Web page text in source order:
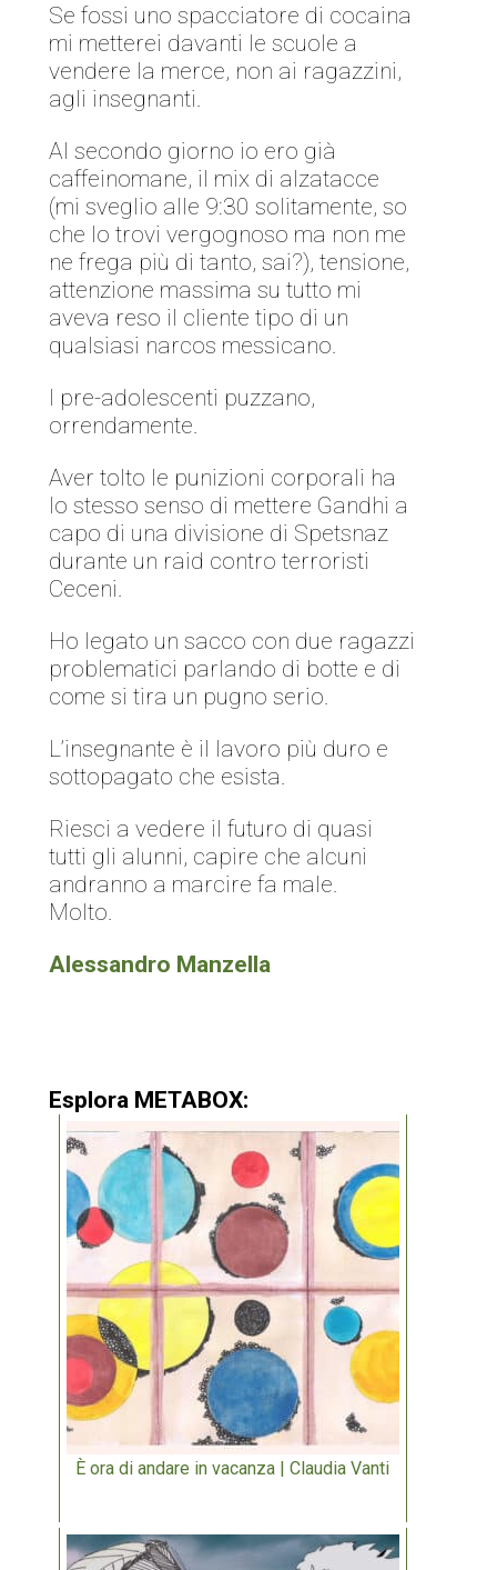
Se fossi uno spacciatore di cocaina
mi metterei davanti le scuole a
vendere la merce, non ai ragazzini,
agli insegnanti.
Al secondo giorno io ero già
caffeinomane, il mix di alzatacce
(mi sveglio alle 9:30 solitamente, so
che lo trovi vergognoso ma non me
ne frega più di tanto, sai?), tensione,
attenzione massima su tutto mi
aveva reso il cliente tipo di un
qualsiasi narcos messicano.
I pre-adolescenti puzzano,
orrendamente.
Aver tolto le punizioni corporali ha
lo stesso senso di mettere Gandhi a
capo di una divisione di Spetsnaz
durante un raid contro terroristi
Ceceni.
Ho legato un sacco con due ragazzi
problematici parlando di botte e di
come si tira un pugno serio.
L’insegnante è il lavoro più duro e
sottopagato che esista.
Riesci a vedere il futuro di quasi
tutti gli alunni, capire che alcuni
andranno a marcire fa male.
Molto.
Alessandro Manzella
Esplora METABOX:
È ora di andare in vacanza | Claudia Vanti